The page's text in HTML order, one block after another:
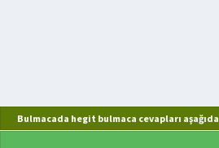
Bulmacada hegit bulmaca cevapları aşağıda